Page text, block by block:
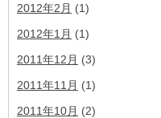
2012年2月 (1)
2012年1月 (1)
2011年12月 (3)
2011年11月 (1)
2011年10月 (2)